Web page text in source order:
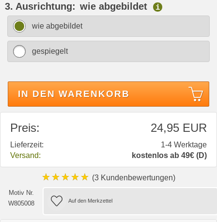
3. Ausrichtung: wie abgebildet i
wie abgebildet
gespiegelt
IN DEN WARENKORB
Preis: 24,95 EUR
Lieferzeit:
1-4 Werktage
Versand:
kostenlos ab 49€ (D)
★★★★★ (3 Kundenbewertungen)
Motiv Nr.
W805008